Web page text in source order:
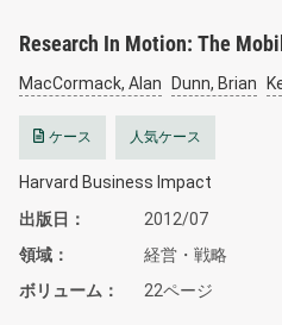
Research In Motion: The
MacCormack, Alan Dunn, Brian
ケース 人気ケース
Harvard Business Impact
出版日
2012/07
領域
経営・戦略
ボリューム
22ページ